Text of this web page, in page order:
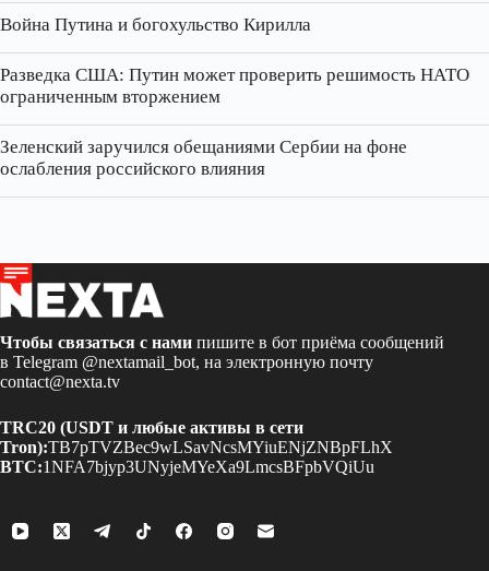
Война Путина и богохульство Кирилла
Разведка США: Путин может проверить решимость НАТО
ограниченным вторжением
Зеленский заручился обещаниями Сербии на фоне
ослабления российского влияния
Чтобы связаться с нами пишите в бот приёма сообщений
в Telegram @nextamail_bot, на электронную почту
contact@nexta.tv
TRC20 (USDT и любые активы в сети
Tron):TB7pTVZBec9wLSavNcsMYiuENjZNBpFLhX
BTC:1NFA7bjyp3UNyjeMYeXa9LmcsBFpbVQiUu